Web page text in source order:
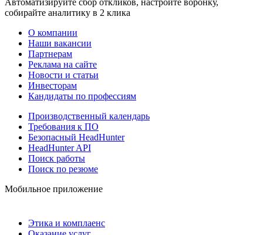
собирайте аналитику в 2 клика
О компании
Наши вакансии
Партнерам
Реклама на сайте
Новости и статьи
Инвесторам
Кандидаты по профессиям
Производственный календарь
Требования к ПО
Безопасный HeadHunter
HeadHunter API
Поиск работы
Поиск по резюме
Мобильное приложение
Этика и комплаенс